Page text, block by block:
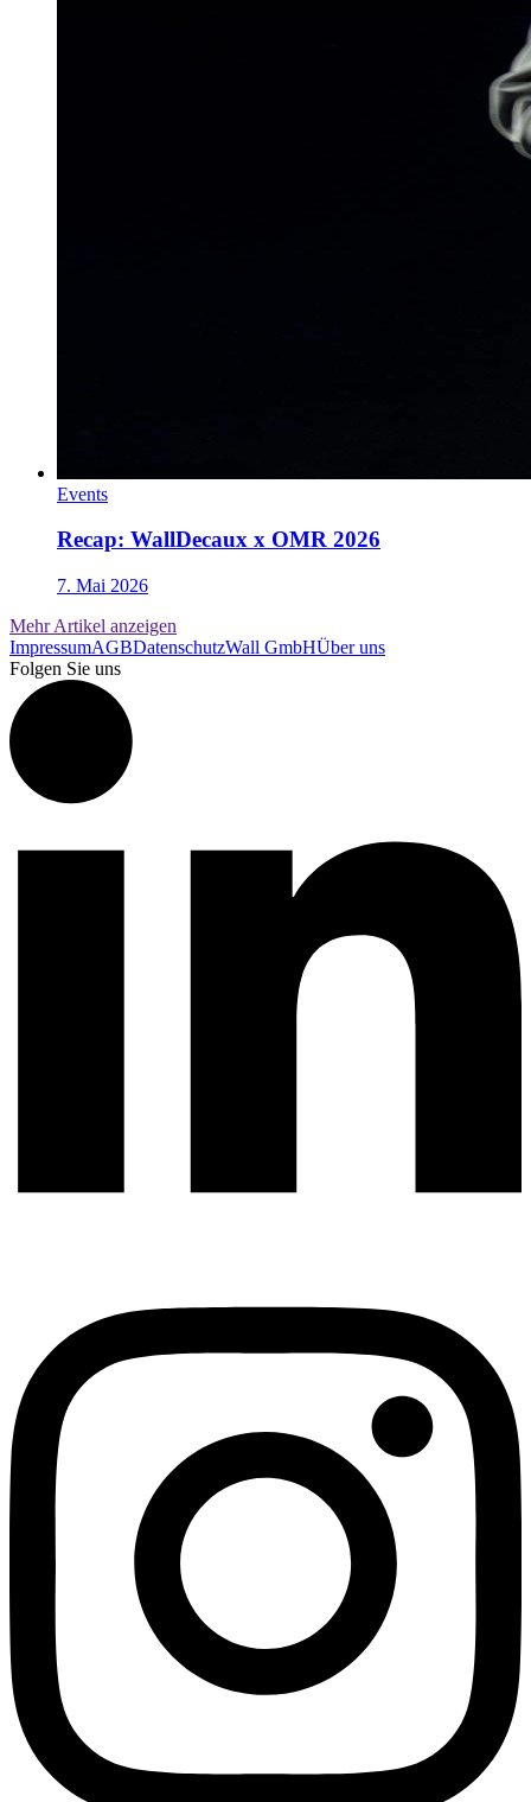
Events
Recap: WallDecaux x OMR 2026
7. Mai 2026
Mehr Artikel anzeigen
ImpressumAGBDatenschutzWall GmbHÜber uns
Folgen Sie uns